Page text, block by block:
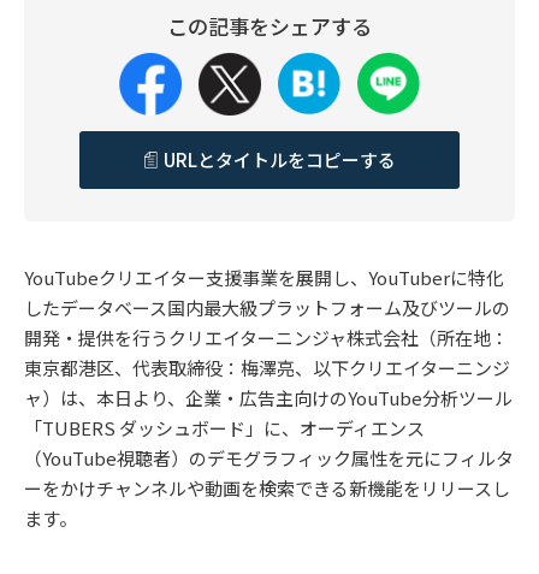
この記事をシェアする
URLとタイトルをコピーする
YouTubeクリエイター支援事業を展開し、YouTuberに特化
したデータベース国内最大級プラットフォーム及びツールの
開発・提供を行うクリエイターニンジャ株式会社（所在地：
東京都港区、代表取締役：梅澤亮、以下クリエイターニンジ
ャ）は、本日より、企業・広告主向けのYouTube分析ツール
「TUBERS ダッシュボード」に、オーディエンス
（YouTube視聴者）のデモグラフィック属性を元にフィルタ
ーをかけチャンネルや動画を検索できる新機能をリリースし
ます。